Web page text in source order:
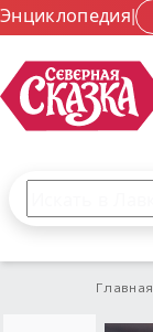
Энциклопедия|
Главная